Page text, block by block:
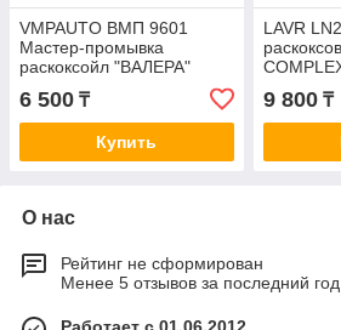
VMPAUTO ВМП 9601
Мастер-промывка
раскоксойл "ВАЛЕРА"
6 500 ₸
Купить
LAVR
9 800₸
О нас
Рейтинг не сформирован
Менее 5 отзывов за последний год
Работает с 01.06.2012